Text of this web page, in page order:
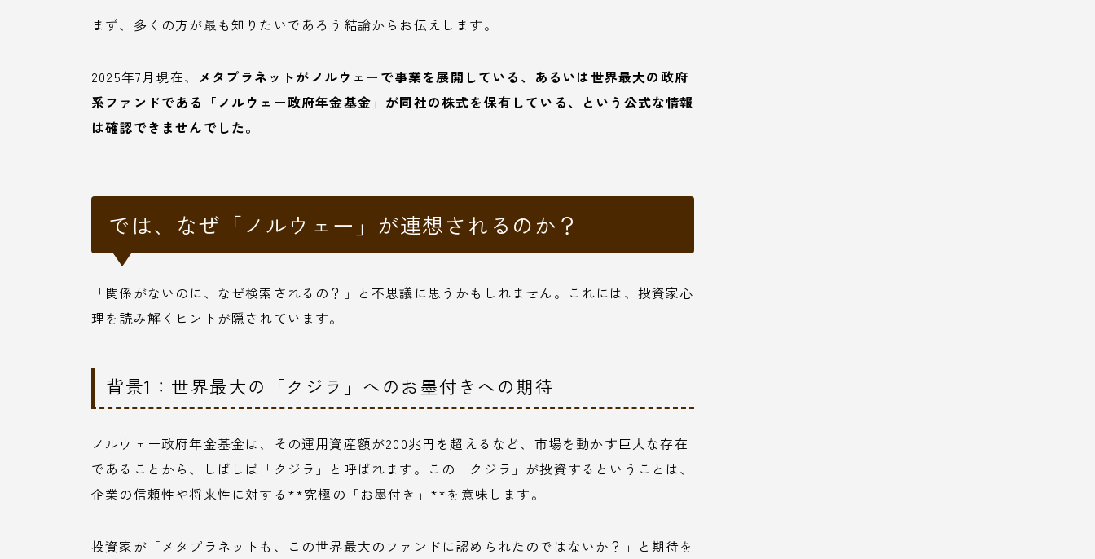
まず、多くの方が最も知りたいであろう結論からお伝えします。
2025年7月現在、 メタプラネットがノルウェーで事業を展開している、あるいは世界最大の政府
系ファンドである「ノルウェー政府年金基金」が同社の株式を保有している、という公式な情報
は確認できませんでした。
では、なぜ「ノルウェー」が連想されるのか？
「関係がないのに、なぜ検索されるの？」と不思議に思うかもしれません。これには、投資家心
理を読み解くヒントが隠されています。
背景1：世界最大の「クジラ」へのお墨付きへの期待
ノルウェー政府年金基金は、その運用資産額が200兆円を超えるなど、市場を動かす巨大な存在
であることから、しばしば「クジラ」と呼ばれます。この「クジラ」が投資するということは、
企業の信頼性や将来性に対する**究極の「お墨付き」**を意味します。
投資家が「メタプラネットも、この世界最大のファンドに認められたのではないか？」と期待を